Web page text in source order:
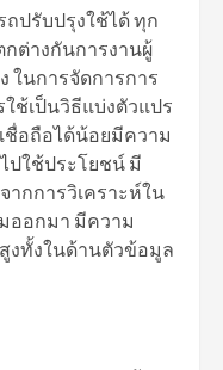
ปรับปรุงใช้ได้ ทุก
ต่างกันการงานผู้
ในการจัดการการ
ช้เป็นวิธีแบ่งตัวแปร
อถือได้น้อยมีความ
ปใช้ประโยชน์ มี
ากการวิเคราะห์ใน
ออกมา มีความ
งทั้งในด้านตัวข้อมูล